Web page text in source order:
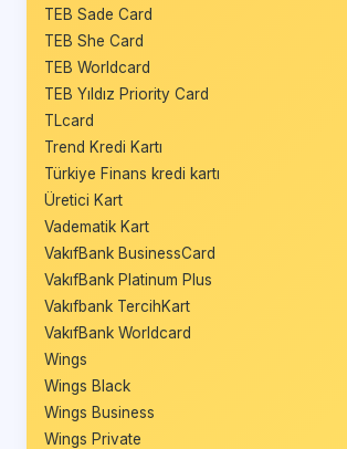
TEB Sade Card
TEB She Card
TEB Worldcard
TEB Yıldız Priority Card
TLcard
Trend Kredi Kartı
Türkiye Finans kredi kartı
Üretici Kart
Vadematik Kart
VakıfBank BusinessCard
VakıfBank Platinum Plus
Vakıfbank TercihKart
VakıfBank Worldcard
Wings
Wings Black
Wings Business
Wings Private